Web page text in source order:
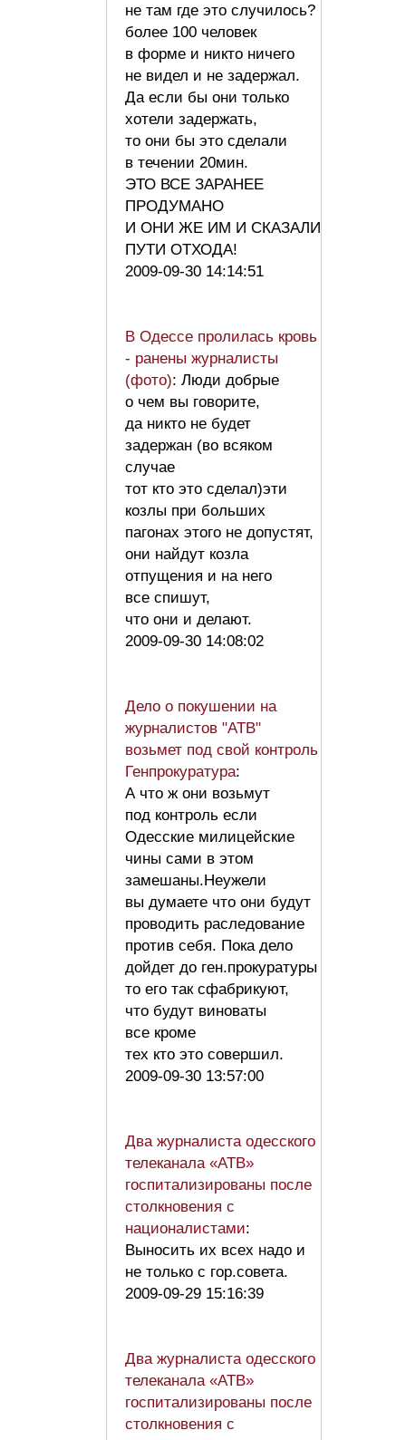
не там где это случилось?
более 100 человек
в форме и никто ничего
не видел и не задержал.
Да если бы они только
хотели задержать,
то они бы это сделали
в течении 20мин.
ЭТО ВСЕ ЗАРАНЕЕ
ПРОДУМАНО
И ОНИ ЖЕ ИМ И СКАЗАЛИ
ПУТИ ОТХОДА!
2009-09-30 14:14:51
В Одессе пролилась кровь
- ранены журналисты
(фото): Люди добрые
о чем вы говорите,
да никто не будет
задержан (во всяком
случае
тот кто это сделал)эти
козлы при больших
пагонах этого не допустят,
они найдут козла
отпущения и на него
все спишут,
что они и делают.
2009-09-30 14:08:02
Дело о покушении на
журналистов "АТВ"
возьмет под свой контроль
Генпрокуратура:
А что ж они возьмут
под контроль если
Одесские милицейские
чины сами в этом
замешаны.Неужели
вы думаете что они будут
проводить раследование
против себя. Пока дело
дойдет до ген.прокуратуры
то его так сфабрикуют,
что будут виноваты
все кроме
тех кто это совершил.
2009-09-30 13:57:00
Два журналиста одесского
телеканала «АТВ»
госпитализированы после
столкновения с
националистами:
Выносить их всех надо и
не только с гор.совета.
2009-09-29 15:16:39
Два журналиста одесского
телеканала «АТВ»
госпитализированы после
столкновения с